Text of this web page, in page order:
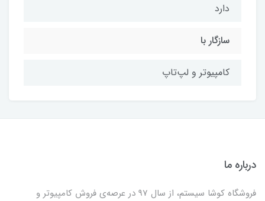
دارد
سازگار با
کامپیوتر و لپ‌تاپ
درباره ما
فروشگاه کوشا سیستم، از سال 97 در عرصه‌ی فروش کامپیوتر و